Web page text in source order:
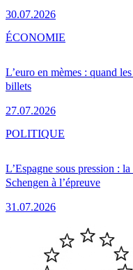
30.07.2026
L’euro en mèmes : quand
billets
27.07.2026
ÉCONOMIE
L’Espagne sous pression :
Schengen à l’épreuve
31.07.2026
POLITIQUE